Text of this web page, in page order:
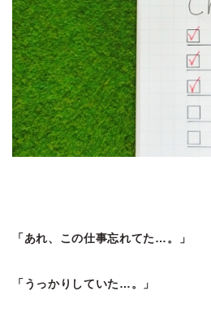
「あれ、この仕事忘れてた…。」
「うっかりしていた…。」